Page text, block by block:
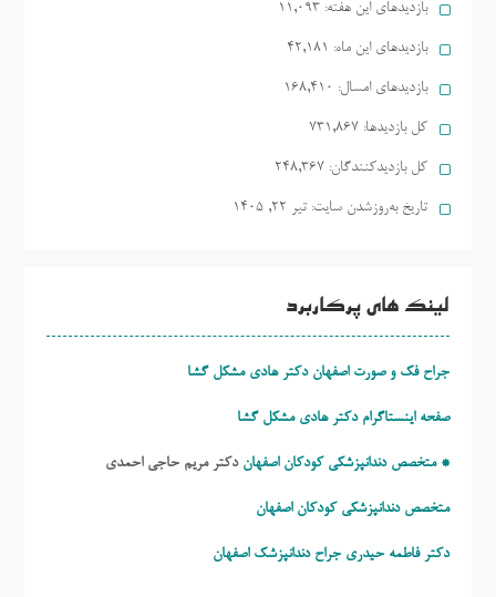
بازدیدهای این هفته: 11,093
بازدیدهای این ماه: 42,181
بازدیدهای امسال: 168,410
کل بازدیدها: 731,867
کل بازدیدکنند‌گان: 248,367
تاریخ به‌روزشدن سایت: تیر ۲۲, ۱۴۰۵
لینک های پرکاربرد
جراح فک و صورت اصفهان دکتر هادی مشکل گشا
صفحه اینستاگرام دکتر هادی مشکل گشا
* متخصص دندانپزشکی کودکان اصفهان دکتر مریم حاجی احمدی
متخصص دندانپزشکی کودکان اصفهان
دکتر فاطمه حیدری جراح دندانپزشک اصفهان